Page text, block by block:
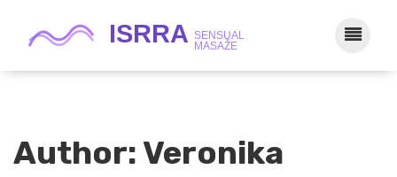
Author: Veronika